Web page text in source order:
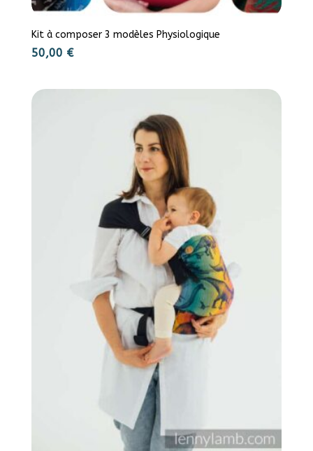
Kit à composer 3 modèles Physiologique
50,00 €